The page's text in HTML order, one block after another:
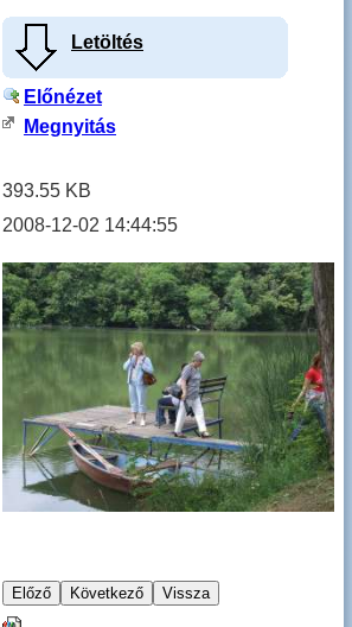
Letöltés
Előnézet
Megnyitás
393.55 KB
2008-12-02 14:44:55